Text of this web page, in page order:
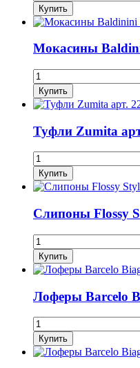
Мокасины
Туфли Zumita
Слипоны Flossy
Лоферы Barcelo